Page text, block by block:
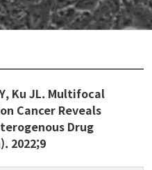
Ku JL. Multifocal
Cancer Reveals
Drug
2022;9